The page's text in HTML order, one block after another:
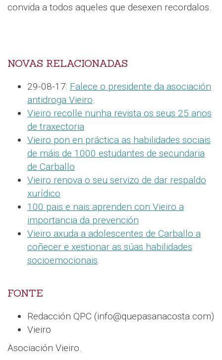
convida a todos aqueles que desexen recordalos.
NOVAS RELACIONADAS
29-08-17: Falece o presidente da asociación
antidroga Vieiro.
Vieiro recolle nunha revista os seus 25 anos
de traxectoria
Vieiro pon en práctica as habilidades sociais
de máis de 1000 estudantes de secundaria
de Carballo
Vieiro renova o seu servizo de dar respaldo
xurídico
100 pais e nais aprenden con Vieiro a
importancia da prevención
Vieiro axuda a adolescentes de Carballo a
coñecer e xestionar as súas habilidades
socioemocionais.
FONTE
Redacción QPC (info@quepasanacosta.com)
Vieiro
Asociación Vieiro.